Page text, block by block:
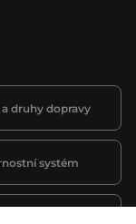
a druhy dopravy
systém